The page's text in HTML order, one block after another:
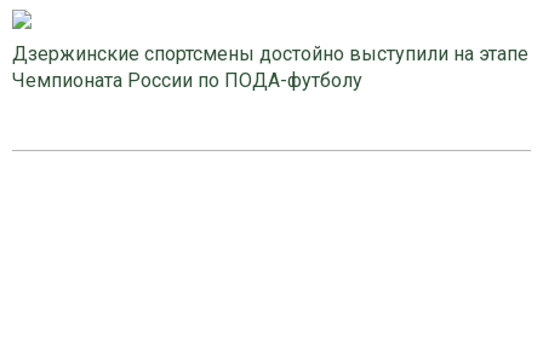
Дзержинские спортсмены достойно выступили на этапе
Чемпионата России по ПОДА-футболу